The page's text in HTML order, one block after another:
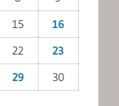
15
16
22
23
29
30